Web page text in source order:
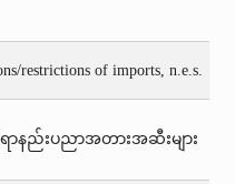
restrictions of imports, n.e.s.
ည်းပညာအတားအဆီးများ